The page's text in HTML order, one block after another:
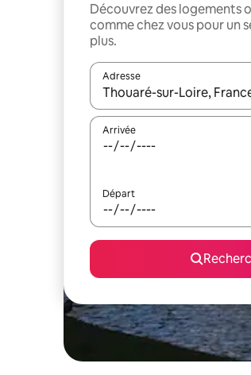
Découvrez des logements
comme chez vous pour un
plus.
Adresse
Lorsque les résultats
Arrivée
Départ